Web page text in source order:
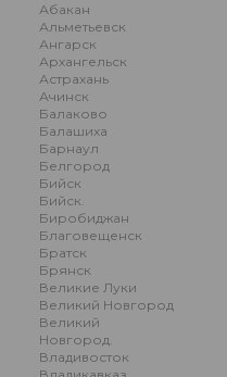
Абакан
Альметьевск
Ангарск
Архангельск
Астрахань
Ачинск
Балаково
Балашиха
Барнаул
Белгород
Бийск
Бийск.
Биробиджан
Благовещенск
Братск
Брянск
Великие Луки
Великий Новгород
Великий
Новгород.
Владивосток